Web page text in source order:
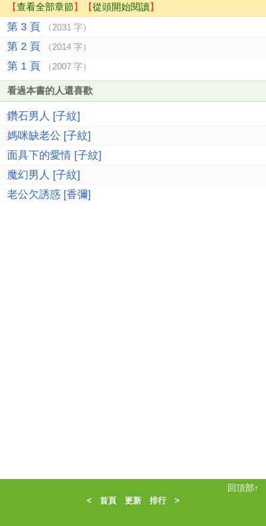
【查看全部章節 】【從頭開始閱讀】
第 3 頁 （2031 字）
第 2 頁 （2014 字）
第 1 頁 （2007 字）
看過本書的人還喜歡
鑽石男人 [子紋]
媽咪缺老公 [子紋]
面具下的愛情 [子紋]
魔幻男人 [子紋]
老公欠誘惑 [香彌]
回頂部↑
< 首頁 更新 排行>